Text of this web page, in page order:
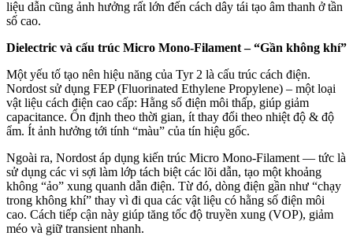
liệu dẫn cũng ảnh hưởng rất lớn đến cách dây tái tạo âm thanh ở tần
số cao.
Dielectric và cấu trúc Micro Mono-Filament – “Gần không khí”
Một yếu tố tạo nên hiệu năng của Tyr 2 là cấu trúc cách điện.
Nordost sử dụng FEP (Fluorinated Ethylene Propylene) – một loại
vật liệu cách điện cao cấp: Hằng số điện môi thấp, giúp giảm
capacitance. Ổn định theo thời gian, ít thay đổi theo nhiệt độ & độ
ẩm. Ít ảnh hưởng tới tính “màu” của tín hiệu gốc.
Ngoài ra, Nordost áp dụng kiến trúc Micro Mono-Filament — tức là
sử dụng các vi sợi làm lớp tách biệt các lõi dẫn, tạo một khoảng
không “ảo” xung quanh dẫn điện. Từ đó, dòng điện gần như “chạy
trong không khí” thay vì đi qua các vật liệu có hằng số điện môi
cao. Cách tiếp cận này giúp tăng tốc độ truyền xung (VOP), giảm
méo và giữ transient nhanh.